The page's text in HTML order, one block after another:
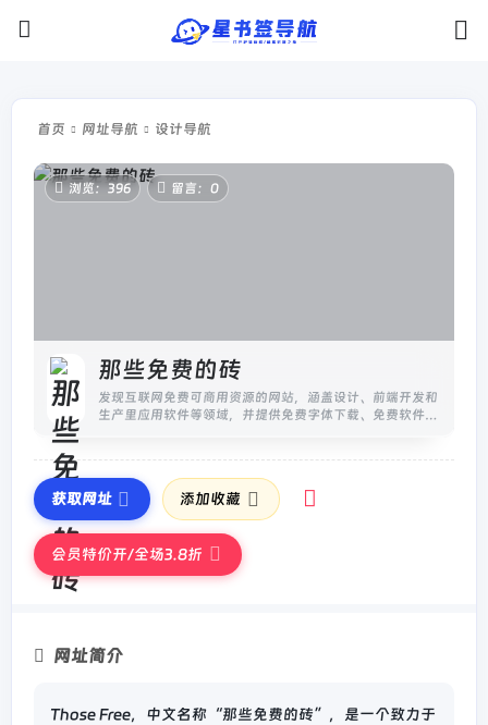
首页 网址导航 设计导航
浏览：396 留言：0
那些免费的砖
发现互联网免费可商用资源的网站，涵盖设计、前端开发和
生产里应用软件等领域，并提供免费字体下载、免费软件下
获取网址 添加收藏
会员特价开/全场3.8折
网址简介
Those Free，中文名称“那些免费的砖”，是一个致力于